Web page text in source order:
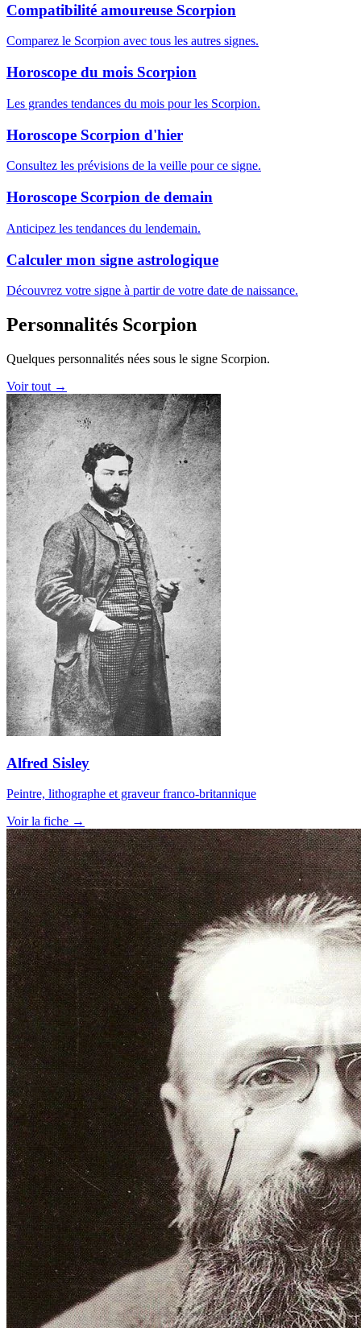
Compatibilité amoureuse Scorpion
Comparez le Scorpion avec tous les autres signes.
Horoscope du mois Scorpion
Les grandes tendances du mois pour les Scorpion.
Horoscope Scorpion d'hier
Consultez les prévisions de la veille pour ce signe.
Horoscope Scorpion de demain
Anticipez les tendances du lendemain.
Calculer mon signe astrologique
Découvrez votre signe à partir de votre date de naissance.
Personnalités Scorpion
Quelques personnalités nées sous le signe Scorpion.
Voir tout →
Alfred Sisley
Peintre, lithographe et graveur franco-britannique
Voir la fiche →